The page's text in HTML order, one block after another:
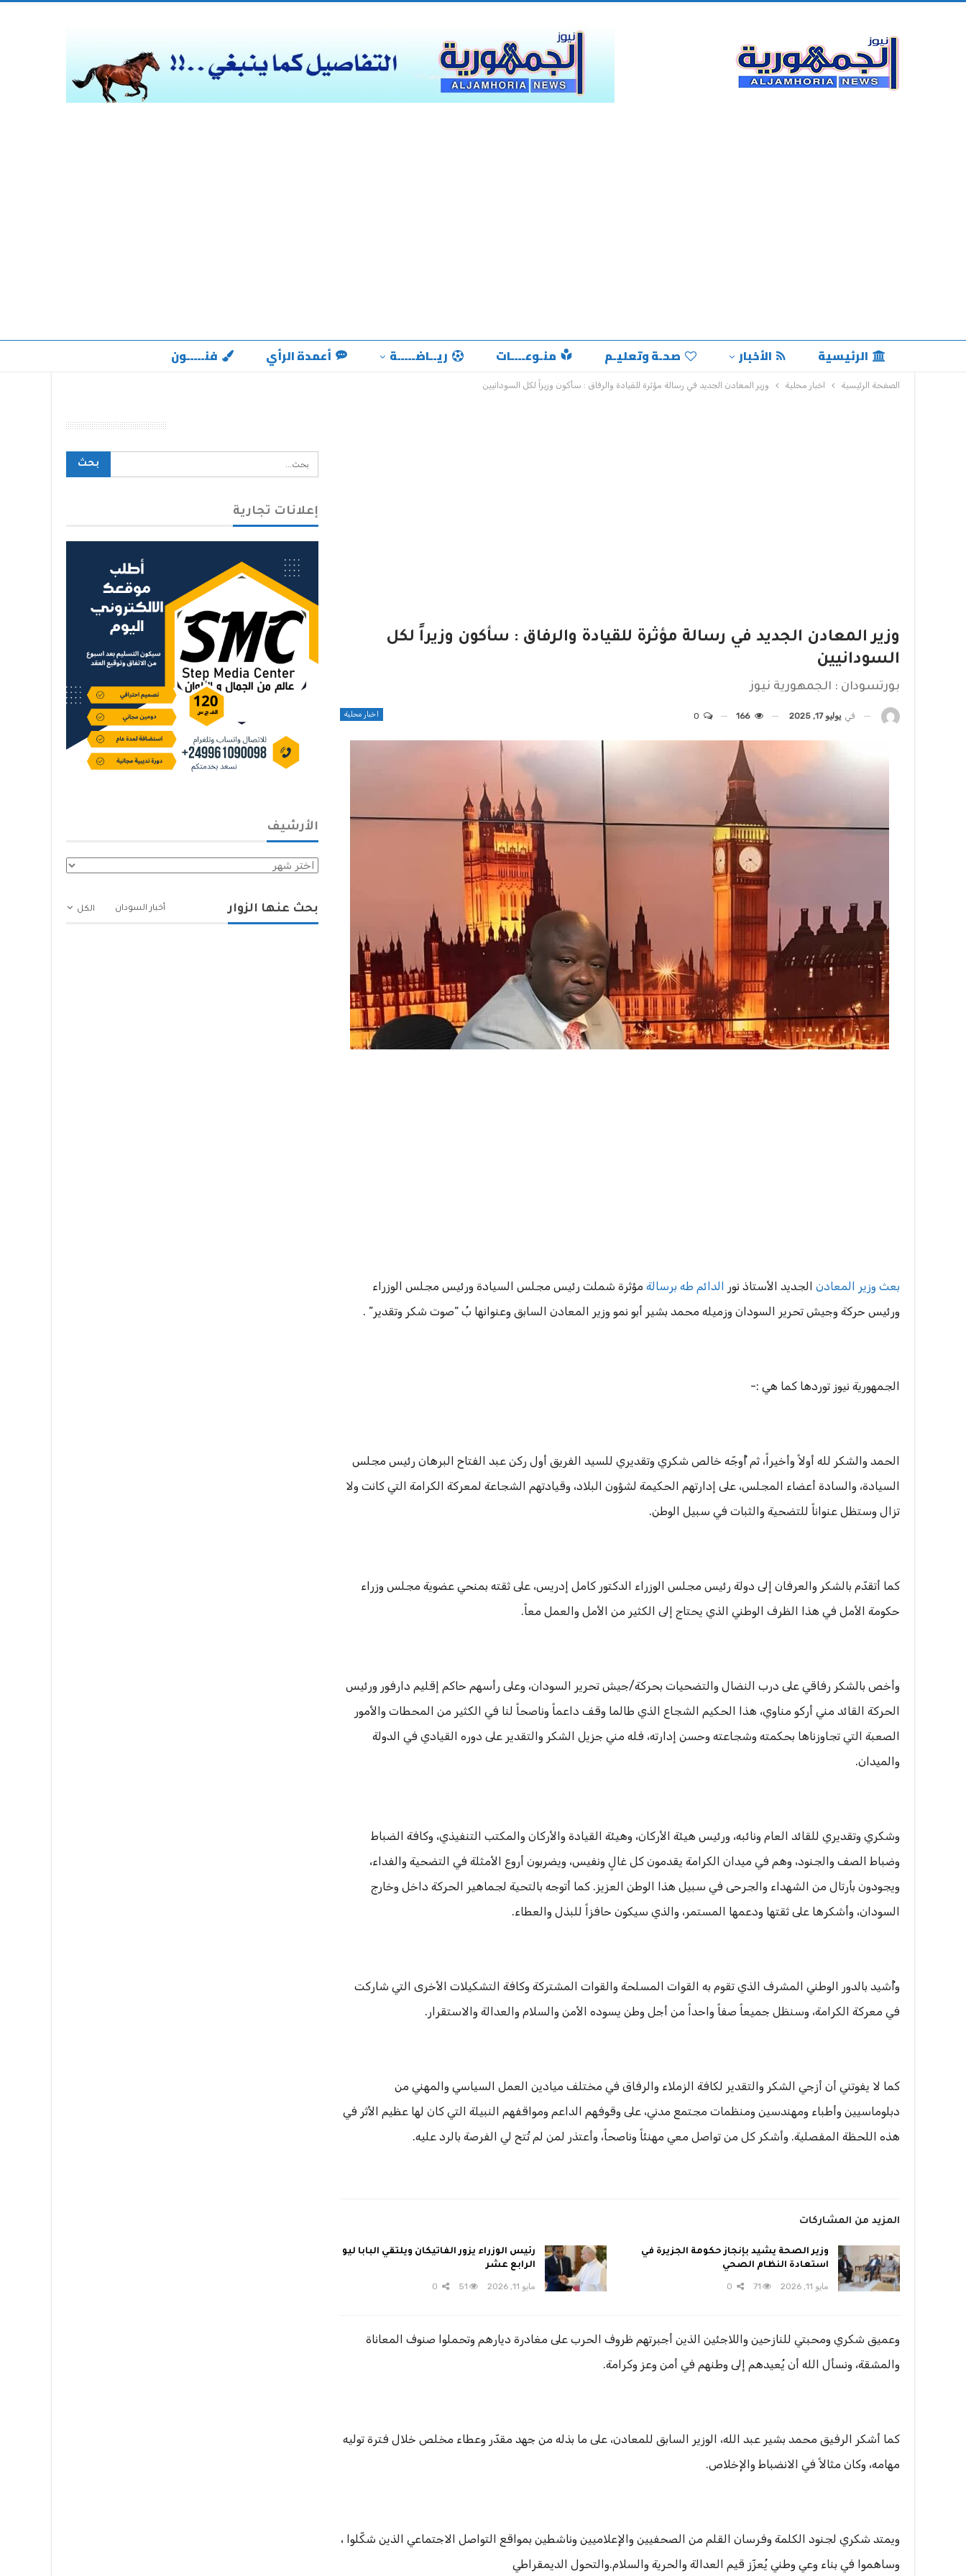
الرئيسية الأخبار صحـة وتعليـم منـوعــــات ريــاضـــــة أعمدة الرأي فنـــــون
الصفحة الرئيسية اخبار محلية وزير المعادن الجديد في رسالة مؤثرة للقيادة والرفاق : سأكون وزيراً لكل السودانيين
وزير المعادن الجديد في رسالة مؤثرة للقيادة والرفاق : سأكون وزيراً لكل
السودانيين
بورتسودان : الجمهورية نيوز
اخبار محلية في يوليو 17, 2025 166
بعث وزير المعادن الجديد الأستاذ نور الدائم طه برسالة مؤثرة شملت رئيس مجلس السيادة ورئيس مجلس الوزراء
ورئيس حركة وجيش تحرير السودان وزميله محمد بشير أبو نمو وزير المعادن السابق وعنوانها بُ “صوت شكر وتقدير” .
الجمهورية نيوز توردها كما هي :-
الحمد والشكر لله أولاً وأخيراً، ثم أُوجّه خالص شكري وتقديري للسيد الفريق أول ركن عبد الفتاح البرهان رئيس مجلس
السيادة، والسادة أعضاء المجلس، على إدارتهم الحكيمة لشؤون البلاد، وقيادتهم الشجاعة لمعركة الكرامة التي كانت ولا
تزال وستظل عنواناً للتضحية والثبات في سبيل الوطن.
كما أتقدّم بالشكر والعرفان إلى دولة رئيس مجلس الوزراء الدكتور كامل إدريس، على ثقته بمنحي عضوية مجلس وزراء
حكومة الأمل في هذا الظرف الوطني الذي يحتاج إلى الكثير من الأمل والعمل معاً.
وأخص بالشكر رفاقي على درب النضال والتضحيات بحركة/جيش تحرير السودان، وعلى رأسهم حاكم إقليم دارفور ورئيس
الحركة القائد مني أركو مناوي، هذا الحكيم الشجاع الذي طالما وقف داعماً وناصحاً لنا في الكثير من المحطات والأمور
الصعبة التي تجاوزناها بحكمته وشجاعته وحسن إدارته، فله مني جزيل الشكر والتقدير على دوره القيادي في الدولة
والميدان.
وشكري وتقديري للقائد العام ونائبه، ورئيس هيئة الأركان، وهيئة القيادة والأركان والمكتب التنفيذي، وكافة الضباط
وضباط الصف والجنود، وهم في ميدان الكرامة يقدمون كل غالٍ ونفيس، ويضربون أروع الأمثلة في التضحية والفداء،
ويجودون بأرتال من الشهداء والجرحى في سبيل هذا الوطن العزيز. كما أتوجه بالتحية لجماهير الحركة داخل وخارج
السودان، وأشكرها على ثقتها ودعمها المستمر، والذي سيكون حافزاً للبذل والعطاء.
وأُشيد بالدور الوطني المشرف الذي تقوم به القوات المسلحة والقوات المشتركة وكافة التشكيلات الأخرى التي شاركت
في معركة الكرامة، وسنظل جميعاً صفاً واحداً من أجل وطن يسوده الأمن والسلام والعدالة والاستقرار.
كما لا يفوتني أن أزجي الشكر والتقدير لكافة الزملاء والرفاق في مختلف ميادين العمل السياسي والمهني من
دبلوماسيين وأطباء ومهندسين ومنظمات مجتمع مدني، على وقوفهم الداعم ومواقفهم النبيلة التي كان لها عظيم الأثر في
هذه اللحظة المفصلية. وأشكر كل من تواصل معي مهنئاً وناصحاً، وأعتذر لمن لم تُتح لي الفرصة بالرد عليه.
المزيد من المشاركات
وزير الصحة يشيد بإنجاز حكومة الجزيرة في
استعادة النظام الصحي
مايو 11, 2026 71
رئيس الوزراء يزور الفاتيكان ويلتقي البابا ليو
الرابع عشر
مايو 11, 2026 51
وعميق شكري ومحبتي للنازحين واللاجئين الذين أجبرتهم ظروف الحرب على مغادرة ديارهم وتحملوا صنوف المعاناة
والمشقة، ونسأل الله أن يُعيدهم إلى وطنهم في أمن وعز وكرامة.
كما أشكر الرفيق محمد بشير عبد الله، الوزير السابق للمعادن، على ما بذله من جهد مقدّر وعطاء مخلص خلال فترة توليه
مهامه، وكان مثالاً في الانضباط والإخلاص.
ويمتد شكري لجنود الكلمة وفرسان القلم من الصحفيين والإعلاميين وناشطين بمواقع التواصل الاجتماعي الذين شكّلوا ،
وساهموا في بناء وعي وطني يُعزّز قيم العدالة والحرية والسلام.والتحول الديمقراطي
إعلانات تجارية
الأرشيف
الأرشيف
الكل بحث عنها الزوار أخبار السودان